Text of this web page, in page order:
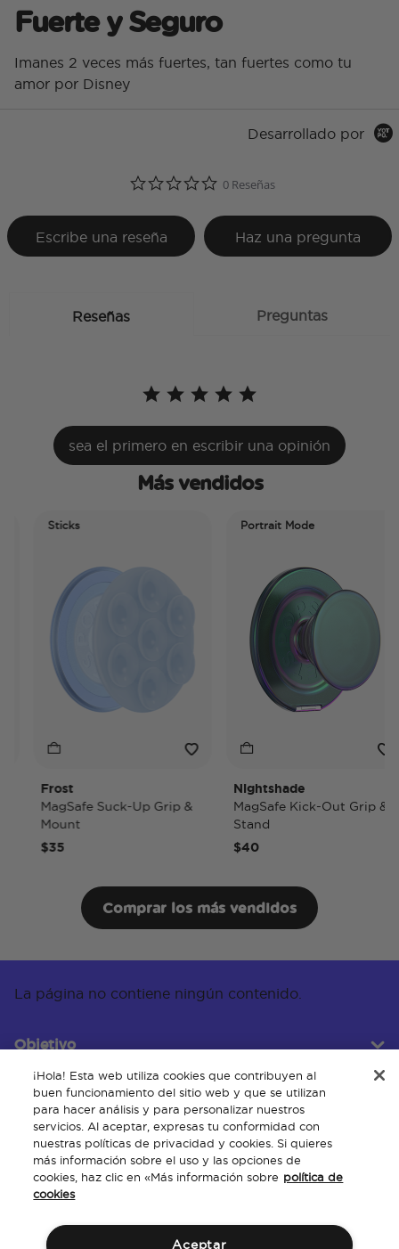
Fuerte y Seguro
Imanes 2 veces más fuertes, tan fuertes como tu
amor por Disney
Desarrollado por
0.0 star rating
0 Reseñas
Escribe una reseña Haz una pregunta
Reseñas Preguntas
sea el primero en escribir una opinión
Más vendidos
Sticks
Frost
MagSafe Suck-Up Grip &
Mount
$35
Portrait Mode
Nightshade
MagSafe Kick-Out Grip &
Stand
$40
Comprar los más vendidos
La página no contiene ningún contenido.
Objetivo
Servicio al cliente
Acerca de
¡Hola! Esta web utiliza cookies que contribuyen al
buen funcionamiento del sitio web y que se utilizan
para hacer análisis y para personalizar nuestros
servicios. Al aceptar, expresas tu conformidad con
nuestras políticas de privacidad y cookies. Si quieres
más información sobre el uso y las opciones de
cookies, haz clic en «Más información sobre política de
cookies
Aceptar